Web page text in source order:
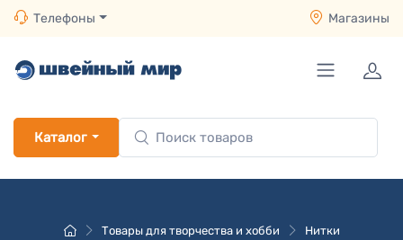
Телефоны Магазины
Каталог
Товары для творчества и хобби
Нитки